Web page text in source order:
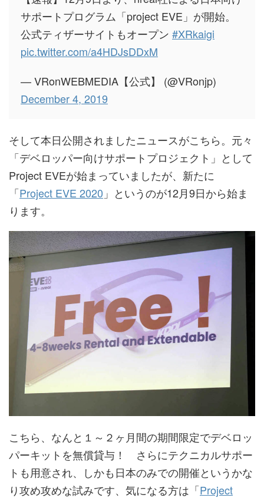
サポートプログラム「project EVE」が開始。
公式ティザーサイトもオープン #XRkaigi
pic.twitter.com/a4HDJsDDxM
— VRonWEBMEDIA【公式】 (@VRonjp)
December 4, 2019
そして本日公開されましたニュースがこちら。元々
「デベロッパー向けサポートプロジェクト」として
Project EVEが始まっていましたが、新たに
「Project EVE 2020 」というのが12月9日から始ま
ります。
こちら、なんと１～２ヶ月間の期間限定でデベロッ
パーキットを無償貸与！ さらにテクニカルサポー
トも用意され、しかも日本のみでの開催というかな
り攻め攻めな試みです、気になる方は「Project